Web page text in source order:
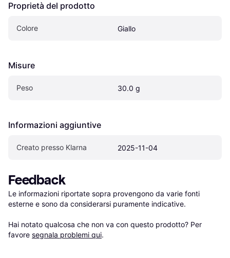
Proprietà del prodotto
Colore Giallo
Misure
Peso 30.0 g
Informazioni aggiuntive
Creato presso Klarna 2025-11-04
Feedback
Le informazioni riportate sopra provengono da varie fonti
esterne e sono da considerarsi puramente indicative.
Hai notato qualcosa che non va con questo prodotto? Per
favore segnala problemi qui.